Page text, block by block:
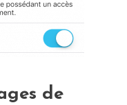
de